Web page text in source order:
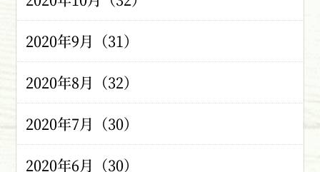
2020年9月（31）
2020年8月（32）
2020年7月（30）
2020年6月（30）